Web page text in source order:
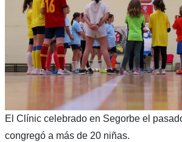
El Clínic celebrado en Segorbe el
congregó a más de 20 niñas.